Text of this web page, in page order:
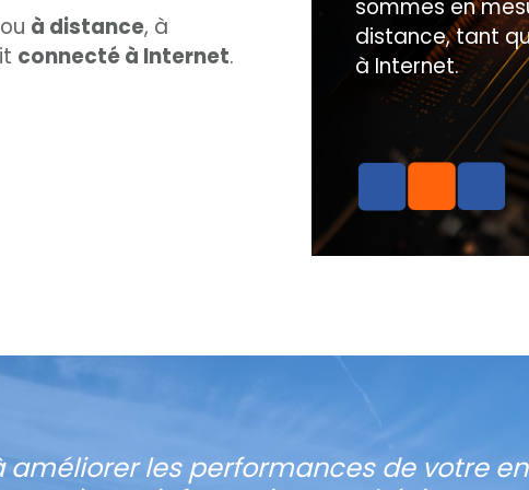
ou à distance, à
connecté à Internet.
sommes en
distance, tant
à Internet.
améliorer les performances de votre